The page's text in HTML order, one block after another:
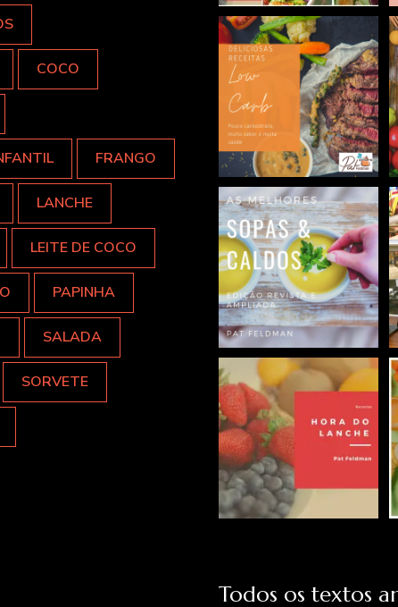
COCO
FRANGO
LANCHE
LEITE DE COCO
PAPINHA
SALADA
SORVETE
Todos os textos